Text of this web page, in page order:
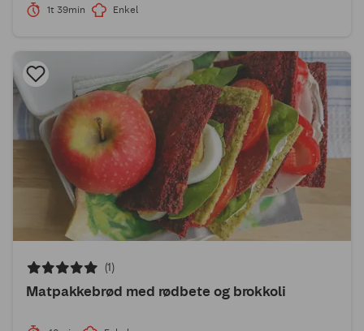
1t 39min Enkel
(1)
Matpakkebrød med rødbete og brokkoli